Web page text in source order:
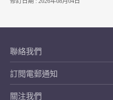
聯絡我們
訂閱電郵通知
關注我們